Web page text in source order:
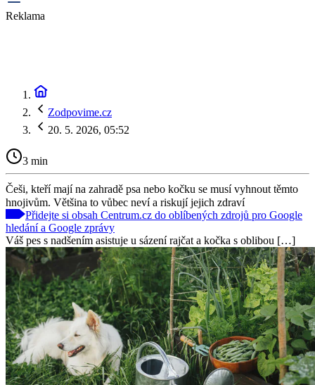
Reklama
Zodpovime.cz
20. 5. 2026, 05:52
3 min
Češi, kteří mají na zahradě psa nebo kočku se musí vyhnout těmto
hnojivům. Většina to vůbec neví a riskují jejich zdraví
Přidejte si obsah Centrum.cz do oblíbených zdrojů pro Google
hledání a Google zprávy
Váš pes s nadšením asistuje u sázení rajčat a kočka s oblibou […]